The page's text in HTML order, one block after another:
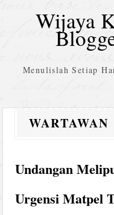
Wijaya
Menulislah Setiap
WARTAWAN
Undangan
Urgensi Matpel